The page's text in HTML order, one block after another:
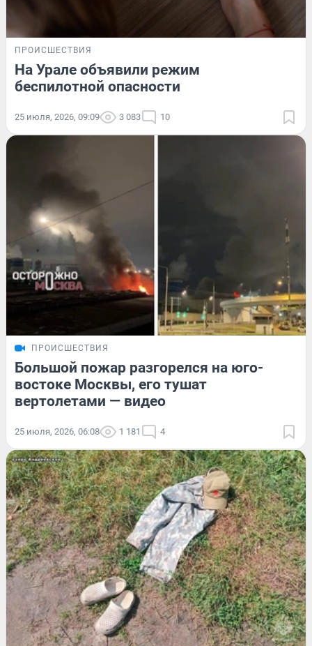
ПРОИСШЕСТВИЯ
На Урале объявили режим
беспилотной опасности
25 июля, 2026, 09:09 3 083 10
ПРОИСШЕСТВИЯ
Большой пожар разгорелся на юго-
востоке Москвы, его тушат
вертолетами — видео
25 июля, 2026, 06:08 1 181 4